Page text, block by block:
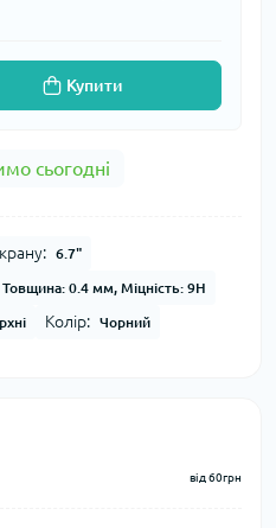
Купити
сьогодні
6.7"
Товщина: 0.4 мм, Міцність: 9H
Колір: Чорний
від 60грн